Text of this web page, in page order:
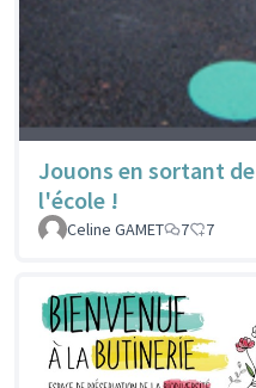
Jouons en sortant de
l'école !
Celine GAMET
7 7